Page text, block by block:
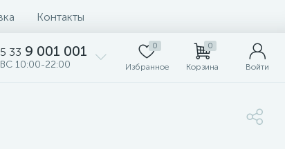
Контакты
33 9 001 001
10:00-22:00
0
Избранное
0
Корзина Войти